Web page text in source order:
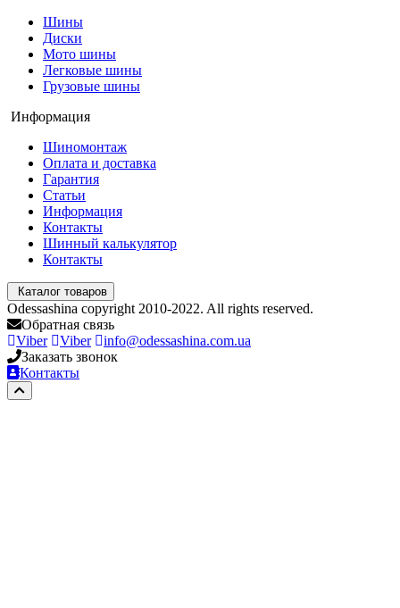
Шины
Диски
Мото шины
Легковые шины
Грузовые шины
Информация
Шиномонтаж
Оплата и доставка
Гарантия
Статьи
Информация
Контакты
Шинный калькулятор
Контакты
Каталог товаров
Odessashina copyright 2010-2022. All rights reserved.
Обратная связь
Viber
Viber
info@odessashina.com.ua
Заказать звонок
Контакты